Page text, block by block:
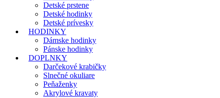
Detské prstene
Detské hodinky
Detské prívesky
HODINKY
Dámske hodinky
Pánske hodinky
DOPLNKY
Darčekové krabičky
Slnečné okuliare
Peňaženky
Akrylové kravaty